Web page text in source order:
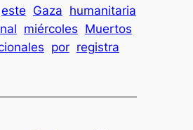
este Gaza humanitaria
miércoles Muertos
por registra